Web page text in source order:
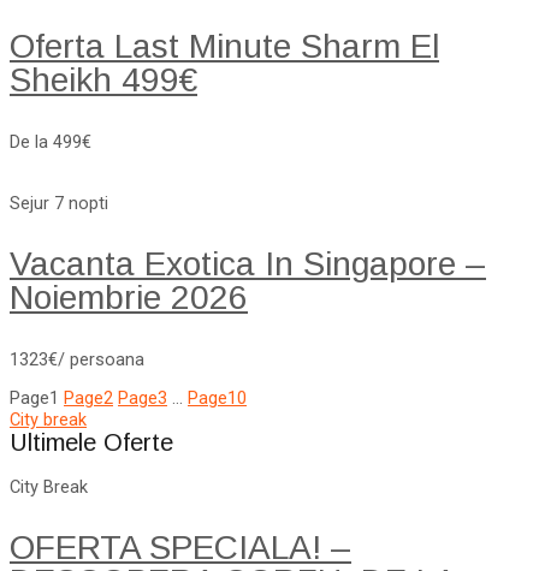
Oferta Last Minute Sharm El
Sheikh 499€
De la 499€
Sejur 7 nopti
Vacanta Exotica In Singapore –
Noiembrie 2026
1323€/ persoana
Page1 Page2 Page3 … Page10
City break
Ultimele Oferte
City Break
OFERTA SPECIALA! –